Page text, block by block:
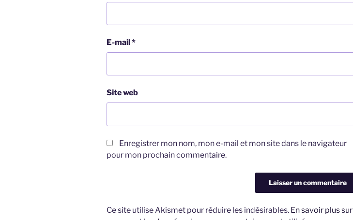
E-mail*
Site web
Enregistrer mon nom, mon e-mail et mon site dans le navigateur
pour mon prochain commentaire.
Ce site utilise Akismet pour réduire les indésirables. En savoir plus sur